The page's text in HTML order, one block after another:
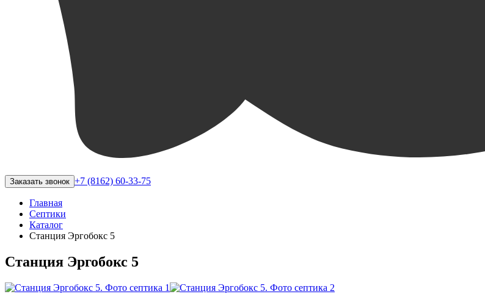
Заказать звонок +7 (8162) 60-33-75
Главная
Септики
Каталог
Станция Эргобокс 5
Станция Эргобокс 5